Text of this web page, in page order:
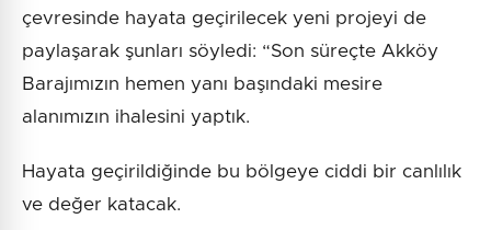
çevresinde hayata geçirilecek yeni projeyi de
paylaşarak şunları söyledi: “Son süreçte Akköy
Barajımızın hemen yanı başındaki mesire
alanımızın ihalesini yaptık.
Hayata geçirildiğinde bu bölgeye ciddi bir canlılık
ve değer katacak.